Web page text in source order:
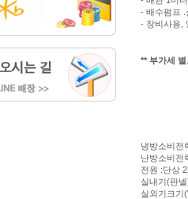
- 배수펌프 .
- 장비사용,
** 부가세 별
냉방소비전
난방소비전
전원 :단상
실내기(판
실외기크기